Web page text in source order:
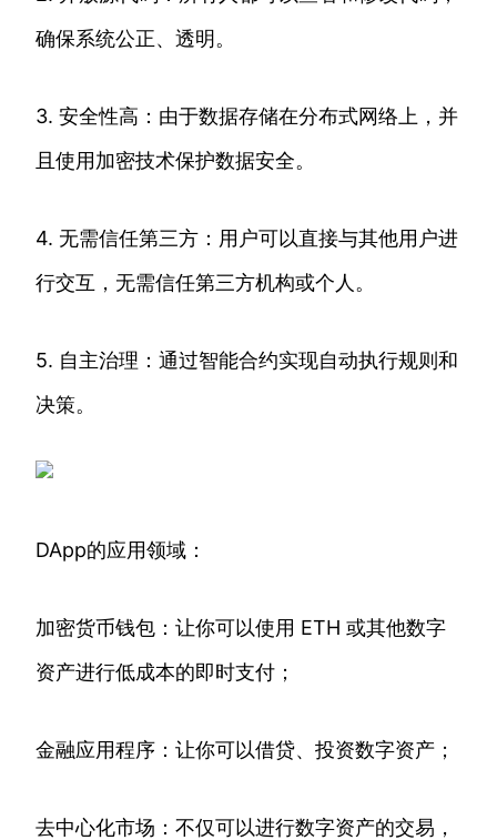
确保系统公正、透明。
3. 安全性高：由于数据存储在分布式网络上，并
且使用加密技术保护数据安全。
4. 无需信任第三方：用户可以直接与其他用户进
行交互，无需信任第三方机构或个人。
5. 自主治理：通过智能合约实现自动执行规则和
决策。
DApp的应用领域：
加密货币钱包：让你可以使用 ETH 或其他数字
资产进行低成本的即时支付；
金融应用程序：让你可以借贷、投资数字资产；
去中心化市场：不仅可以进行数字资产的交易，